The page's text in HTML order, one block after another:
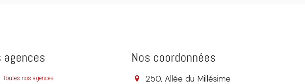
agences
Toutes nos agences
Nos coordonnées
250, Allée du Millésime